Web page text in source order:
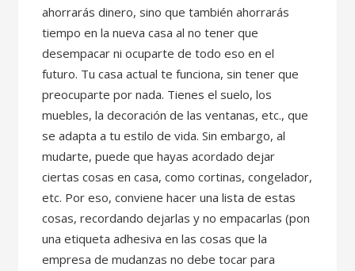
ahorrarás dinero, sino que también ahorrarás
tiempo en la nueva casa al no tener que
desempacar ni ocuparte de todo eso en el
futuro. Tu casa actual te funciona, sin tener que
preocuparte por nada. Tienes el suelo, los
muebles, la decoración de las ventanas, etc., que
se adapta a tu estilo de vida. Sin embargo, al
mudarte, puede que hayas acordado dejar
ciertas cosas en casa, como cortinas, congelador,
etc. Por eso, conviene hacer una lista de estas
cosas, recordando dejarlas y no empacarlas (pon
una etiqueta adhesiva en las cosas que la
empresa de mudanzas no debe tocar para